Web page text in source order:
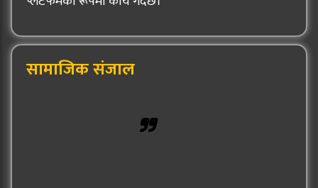
सामाजिक संजाल